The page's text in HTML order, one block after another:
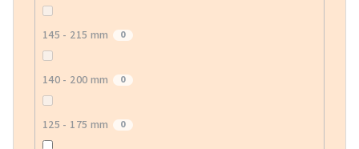
145 - 215 mm 0
140 - 200 mm 0
125 - 175 mm 0